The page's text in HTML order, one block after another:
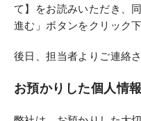
て】をお読みいただき、
進む」ボタンをクリック下
後日、担当者よりご連絡
お預かりした個人情